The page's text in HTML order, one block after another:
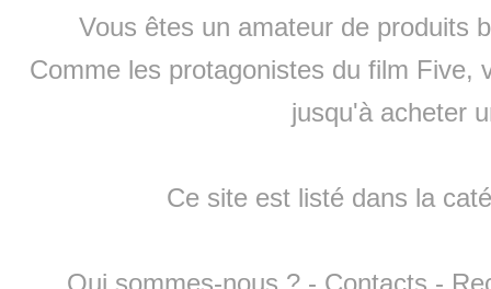
Vous êtes un amateur de produits
Comme les protagonistes du film Five,
jusqu'à acheter
Ce site est listé dans la
Qui sommes-nous ? - Contacts -